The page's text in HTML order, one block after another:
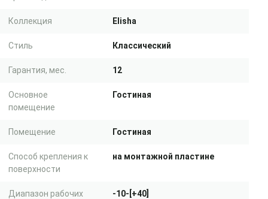
Коллекция Elisha
Стиль Классический
Гарантия, мес. 12
Основное
помещение
Гостиная
Помещение Гостиная
Способ крепления к
поверхности
на монтажной пластине
Диапазон рабочих
-10-[+40]